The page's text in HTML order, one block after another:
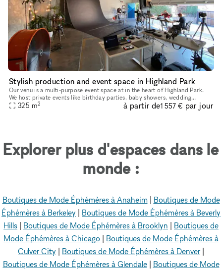
Stylish production and event space in Highland Park
Our venu is a multi-purpose event space at in the heart of Highland Park.
We host private events like birthday parties, baby showers, wedding
receptions and welcome parties, as well as photo shoots,
325 m2 à partir de1 557 € par jour
Explorer plus d'espaces dans le
monde :
Boutiques de Mode Éphémères à Anaheim| Boutiques de Mode
Éphémères à Berkeley | Boutiques de Mode Éphémères à Beverly
Hills | Boutiques de Mode Éphémères à Brooklyn | Boutiques de
Mode Éphémères à Chicago | Boutiques de Mode Éphémères à
Culver City | Boutiques de Mode Éphémères à Denver |
Boutiques de Mode Éphémères à Glendale| Boutiques de Mode